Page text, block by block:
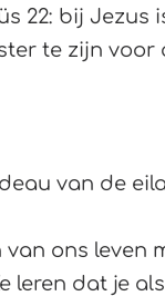
22: bij Jezus
te zijn voor
van de
ons leven
leren dat je